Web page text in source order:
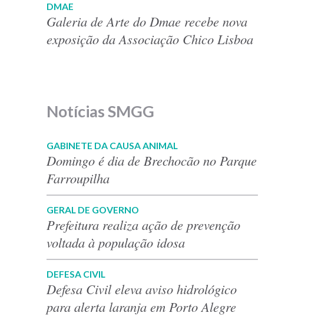
DMAE
Galeria de Arte do Dmae recebe nova
exposição da Associação Chico Lisboa
Notícias SMGG
GABINETE DA CAUSA ANIMAL
Domingo é dia de Brechocão no Parque
Farroupilha
GERAL DE GOVERNO
Prefeitura realiza ação de prevenção
voltada à população idosa
DEFESA CIVIL
Defesa Civil eleva aviso hidrológico
para alerta laranja em Porto Alegre